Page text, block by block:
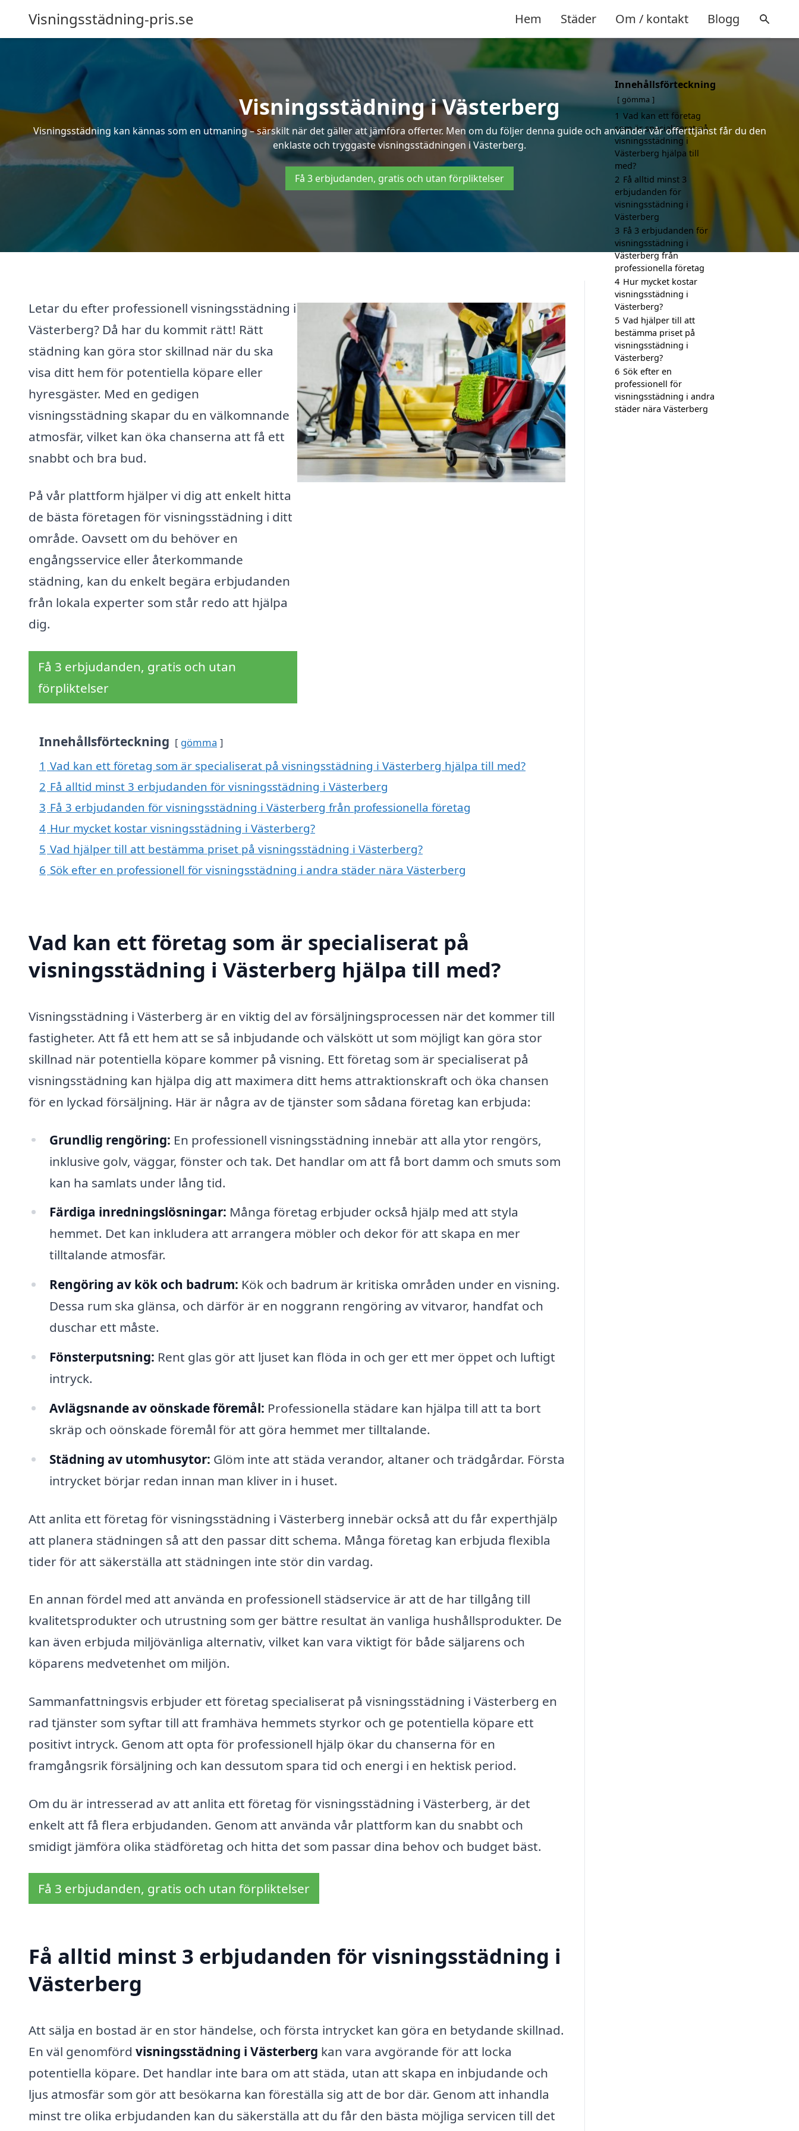
Visningsstädning-pris.se Hem Städer Om / kontakt Blogg
Visningsstädning i Västerberg
Visningsstädning kan kännas som en utmaning – särskilt när det gäller att jämföra offerter. Men om du följer denna guide och använder vår offerttjänst får du den
enklaste och tryggaste visningsstädningen i Västerberg.
Få 3 erbjudanden, gratis och utan förpliktelser
Letar du efter professionell visningsstädning i
Västerberg? Då har du kommit rätt! Rätt
städning kan göra stor skillnad när du ska
visa ditt hem för potentiella köpare eller
hyresgäster. Med en gedigen
visningsstädning skapar du en välkomnande
atmosfär, vilket kan öka chanserna att få ett
snabbt och bra bud.
På vår plattform hjälper vi dig att enkelt hitta
de bästa företagen för visningsstädning i ditt
område. Oavsett om du behöver en
engångsservice eller återkommande
städning, kan du enkelt begära erbjudanden
från lokala experter som står redo att hjälpa
dig.
Få 3 erbjudanden, gratis och utan
förpliktelser
Innehållsförteckning gömma
1 Vad kan ett företag som är specialiserat på visningsstädning i Västerberg hjälpa till med?
2 Få alltid minst 3 erbjudanden för visningsstädning i Västerberg
3 Få 3 erbjudanden för visningsstädning i Västerberg från professionella företag
4 Hur mycket kostar visningsstädning i Västerberg?
5 Vad hjälper till att bestämma priset på visningsstädning i Västerberg?
6 Sök efter en professionell för visningsstädning i andra städer nära Västerberg
Vad kan ett företag som är specialiserat på
visningsstädning i Västerberg hjälpa till med?
Visningsstädning i Västerberg är en viktig del av försäljningsprocessen när det kommer till
fastigheter. Att få ett hem att se så inbjudande och välskött ut som möjligt kan göra stor
skillnad när potentiella köpare kommer på visning. Ett företag som är specialiserat på
visningsstädning kan hjälpa dig att maximera ditt hems attraktionskraft och öka chansen
för en lyckad försäljning. Här är några av de tjänster som sådana företag kan erbjuda:
Grundlig rengöring: En professionell visningsstädning innebär att alla ytor rengörs,
inklusive golv, väggar, fönster och tak. Det handlar om att få bort damm och smuts som
kan ha samlats under lång tid.
Färdiga inredningslösningar: Många företag erbjuder också hjälp med att styla
hemmet. Det kan inkludera att arrangera möbler och dekor för att skapa en mer
tilltalande atmosfär.
Rengöring av kök och badrum: Kök och badrum är kritiska områden under en visning.
Dessa rum ska glänsa, och därför är en noggrann rengöring av vitvaror, handfat och
duschar ett måste.
Fönsterputsning: Rent glas gör att ljuset kan flöda in och ger ett mer öppet och luftigt
intryck.
Avlägsnande av oönskade föremål: Professionella städare kan hjälpa till att ta bort
skräp och oönskade föremål för att göra hemmet mer tilltalande.
Städning av utomhusytor: Glöm inte att städa verandor, altaner och trädgårdar. Första
intrycket börjar redan innan man kliver in i huset.
Att anlita ett företag för visningsstädning i Västerberg innebär också att du får experthjälp
att planera städningen så att den passar ditt schema. Många företag kan erbjuda flexibla
tider för att säkerställa att städningen inte stör din vardag.
En annan fördel med att använda en professionell städservice är att de har tillgång till
kvalitetsprodukter och utrustning som ger bättre resultat än vanliga hushållsprodukter. De
kan även erbjuda miljövänliga alternativ, vilket kan vara viktigt för både säljarens och
köparens medvetenhet om miljön.
Sammanfattningsvis erbjuder ett företag specialiserat på visningsstädning i Västerberg en
rad tjänster som syftar till att framhäva hemmets styrkor och ge potentiella köpare ett
positivt intryck. Genom att opta för professionell hjälp ökar du chanserna för en
framgångsrik försäljning och kan dessutom spara tid och energi i en hektisk period.
Om du är intresserad av att anlita ett företag för visningsstädning i Västerberg, är det
enkelt att få flera erbjudanden. Genom att använda vår plattform kan du snabbt och
smidigt jämföra olika städföretag och hitta det som passar dina behov och budget bäst.
Få 3 erbjudanden, gratis och utan förpliktelser
Få alltid minst 3 erbjudanden för visningsstädning i
Västerberg
Att sälja en bostad är en stor händelse, och första intrycket kan göra en betydande skillnad.
En väl genomförd visningsstädning i Västerberg kan vara avgörande för att locka
potentiella köpare. Det handlar inte bara om att städa, utan att skapa en inbjudande och
ljus atmosfär som gör att besökarna kan föreställa sig att de bor där. Genom att inhandla
minst tre olika erbjudanden kan du säkerställa att du får den bästa möjliga servicen till det
Innehållsförteckning
gömma
1 Vad kan ett företag
som är specialiserat på
visningsstädning i
Västerberg hjälpa till
med?
2 Få alltid minst 3
erbjudanden för
visningsstädning i
Västerberg
3 Få 3 erbjudanden för
visningsstädning i
Västerberg från
professionella företag
4 Hur mycket kostar
visningsstädning i
Västerberg?
5 Vad hjälper till att
bestämma priset på
visningsstädning i
Västerberg?
6 Sök efter en
professionell för
visningsstädning i andra
städer nära Västerberg